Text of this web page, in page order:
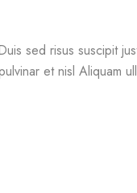
sed risus suscipit
et nisl Aliquam